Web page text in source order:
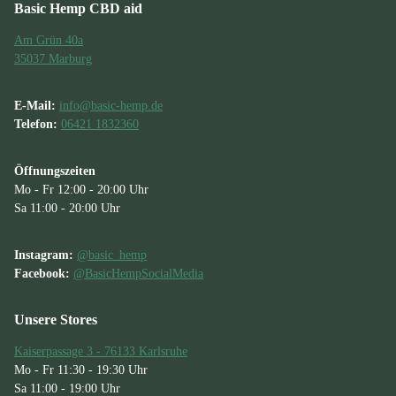
Basic Hemp CBD aid
Am Grün 40a
35037 Marburg
E-Mail: info@basic-hemp.de
Telefon: 06421 1832360
Öffnungszeiten
Mo - Fr 12:00 - 20:00 Uhr
Sa 11:00 - 20:00 Uhr
Instagram: @basic_hemp
Facebook: @BasicHempSocialMedia
Unsere Stores
Kaiserpassage 3 - 76133 Karlsruhe
Mo - Fr 11:30 - 19:30 Uhr
Sa 11:00 - 19:00 Uhr